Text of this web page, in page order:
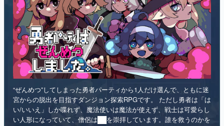
“ぜんめつ”してしまった勇者パーティから1人だけ選んで、ともに迷
宮からの脱出を目指すダンジョン探索RPGです。 ただし勇者は「は
い/いいえ」しか喋れず、魔法使いは魔法が使えず、戦士は可愛らし
い人形になっていて、僧侶は██を崇拝しています。誰を救うのかを